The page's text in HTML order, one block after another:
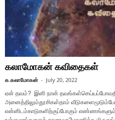
கலாமோகன் கவிதைகள்
க.கலாமோகன் - July 20, 2022
ஏன் தவம்? இனி நான்
அனைத்திலும்தூசிகள்தாம்
என்னிடம்காடுகளிற்குப்போகும்